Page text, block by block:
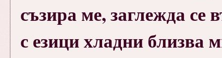
съзира ме, заглежда се
с езици хладни близва